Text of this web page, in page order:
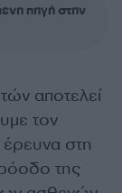
πηγή στην
αποτελεί
τον
έρευνα στη
της